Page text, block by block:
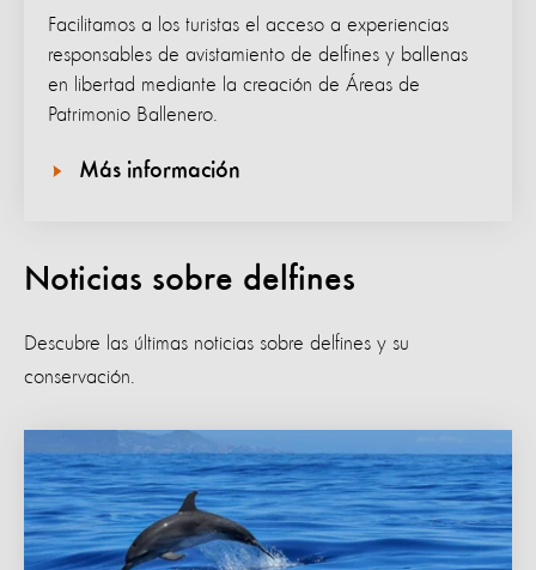
Facilitamos a los turistas el acceso a experiencias
responsables de avistamiento de delfines y ballenas
en libertad mediante la creación de Áreas de
Patrimonio Ballenero.
Más información
Noticias sobre delfines
Descubre las últimas noticias sobre delfines y su
conservación.